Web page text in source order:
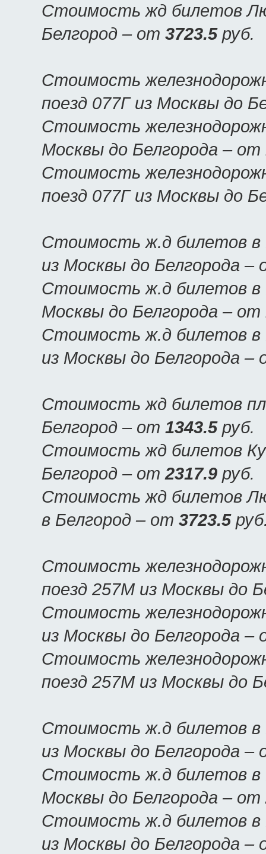
Стоимость жд билетов
Белгород – от 3723.5руб.
Стоимость
поезд 077Г из Москвы до
Стоимость
Москвы до Белгорода – от
Стоимость
поезд 077Г из Москвы до
Стоимость ж.д билетов в
из Москвы до Белгорода
Стоимость ж.д билетов в
Москвы до Белгорода – от
Стоимость ж.д билетов в
из Москвы до Белгорода
Стоимость жд билетов
Белгород – от 1343.5руб.
Стоимость жд билетов
Белгород – от2317.9 руб.
Стоимость жд билетов
в Белгород – от 3723.5
Стоимость
поезд 257М из Москвы до
Стоимость
из Москвы до Белгорода
Стоимость
поезд 257М из Москвы до
Стоимость ж.д билетов в
из Москвы до Белгорода
Стоимость ж.д билетов в
Москвы до Белгорода – от
Стоимость ж.д билетов в
из Москвы до Белгорода